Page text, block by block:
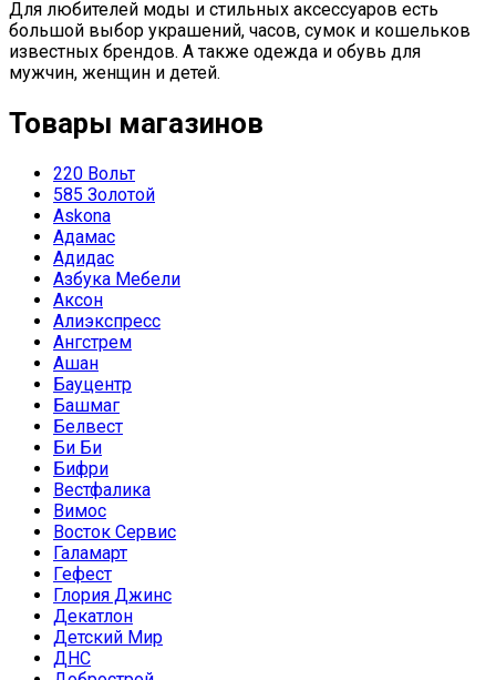
Для любителей моды и стильных аксессуаров есть
большой выбор украшений, часов, сумок и кошельков
известных брендов. А также одежда и обувь для
мужчин, женщин и детей.
Товары магазинов
220 Вольт
585 Золотой
Askona
Адамас
Адидас
Азбука Мебели
Аксон
Алиэкспресс
Ангстрем
Ашан
Бауцентр
Башмаг
Белвест
Би Би
Бифри
Вестфалика
Вимос
Восток Сервис
Галамарт
Гефест
Глория Джинс
Декатлон
Детский Мир
ДНС